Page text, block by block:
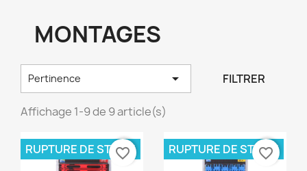
MONTAGES
Pertinence  FILTRER
Affichage 1-9 de 9 article(s)
RUPTURE DE STOCK
favorite_border RUPTURE DE STOCK
favorite_border